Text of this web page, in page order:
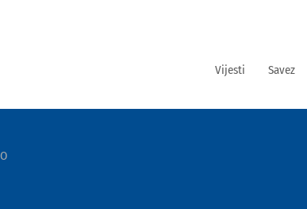
Vijesti Savez